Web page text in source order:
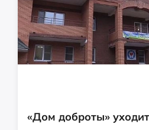
«Дом доброты»